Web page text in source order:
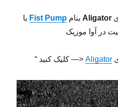
Aligator بنام Fist Pump با
در آوا موزیک
Aligator <— کلیک کنید “